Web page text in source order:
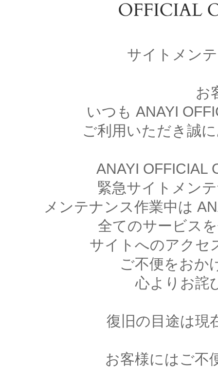
サイトメン
お
いつも ANAYI
ご利用いただき誠
ANAYI OFFICIAL
緊急サイトメン
メンテナンス作業中は
全てのサービス
サイトへのアクセ
ご不便をおか
心よりお詫
復旧の目途は現
お客様にはご不